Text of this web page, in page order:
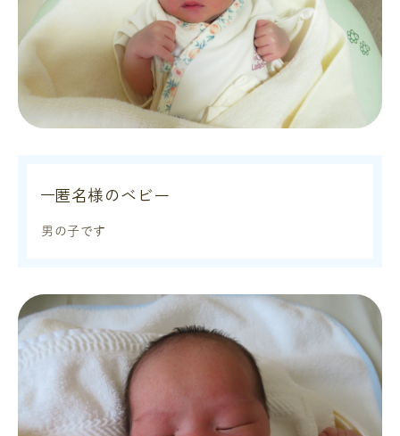
匿名様のベビー
男の子です